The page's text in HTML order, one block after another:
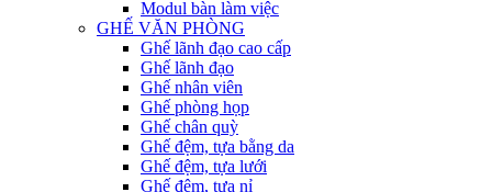
Modul bàn làm việc
GHẾ VĂN PHÒNG
Ghế lãnh đạo cao cấp
Ghế lãnh đạo
Ghế nhân viên
Ghế phòng họp
Ghế chân quỳ
Ghế đệm, tựa bằng da
Ghế đệm, tựa lưới
Ghế đệm, tựa nỉ